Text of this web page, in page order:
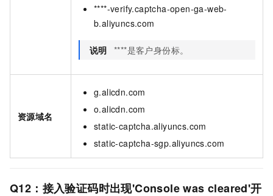
****-verify.captcha-open-ga-web-
b.aliyuncs.com
说明 ****是客户身份标。
资源域名
g.alicdn.com
o.alicdn.com
static-captcha.aliyuncs.com
static-captcha-sgp.aliyuncs.com
Q12：接入验证码时出现'Console was cleared'开